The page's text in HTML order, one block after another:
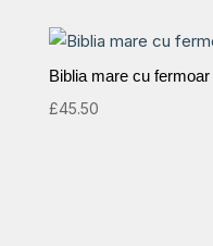
Biblia mare cu fermoar
£45.50